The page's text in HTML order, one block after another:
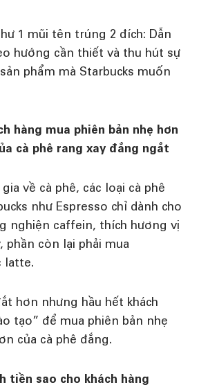
1 mũi tên trúng 2 đích: Dẫn
hướng cần thiết và thu hút sự
phẩm mà Starbucks muốn
hàng mua phiên bản nhẹ hơn
cà phê rang xay đắng ngắt
về cà phê, các loại cà phê
như Espresso chỉ dành cho
nghiện caffein, thích hương vị
phần còn lại phải mua
latte.
hơn nhưng hầu hết khách
tạo” để mua phiên bản nhẹ
của cà phê đắng.
tiền sao cho khách hàng